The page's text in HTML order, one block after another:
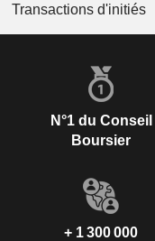
Transactions d'initiés
N°1 du Conseil
Boursier
+ 1 300 000